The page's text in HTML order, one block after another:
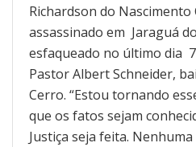
Richardson do Nascimento
assassinado em Jaraguá
esfaqueado no último dia
Pastor Albert Schneider,
Cerro. “Estou tornando
que os fatos sejam
Justiça seja feita.